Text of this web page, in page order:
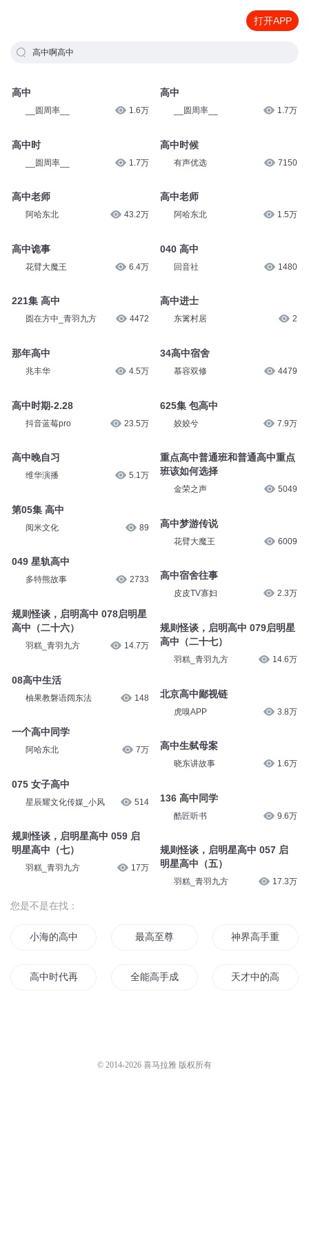
打开APP
高中啊高中
高中
__圆周率__ 1.6万
高中时
__圆周率__ 1.7万
高中老师
阿哈东北 43.2万
高中诡事
花臂大魔王 6.4万
221集 高中
圆在方中_青羽九方 4472
那年高中
兆丰华 4.5万
高中时期-2.28
抖音蓝莓pro 23.5万
高中晚自习
维华演播 5.1万
第05集 高中
阅米文化 89
049 星轨高中
多特熊故事 2733
规则怪谈，启明高中 078启明星
高中（二十六）
羽糕_青羽九方 14.7万
08高中生活
柚果教磐语阔东法 148
一个高中同学
阿哈东北 7万
075 女子高中
星辰耀文化传媒_小风 514
规则怪谈，启明星高中 059 启
明星高中（七）
羽糕_青羽九方 17万
高中
__圆周率__ 1.7万
高中时候
有声优选 7150
高中老师
阿哈东北 1.5万
040 高中
回音社 1480
高中进士
东篱村居 2
34高中宿舍
慕容双修 4479
625集 包高中
姣姣兮 7.9万
重点高中普通班和普通高中重点
班该如何选择
金荣之声 5049
高中梦游传说
花臂大魔王 6009
高中宿舍往事
皮皮TV寡妇 2.3万
规则怪谈，启明高中 079启明星
高中（二十七）
羽糕_青羽九方 14.6万
北京高中鄙视链
虎嗅APP 3.8万
高中生弑母案
晓东讲故事 1.6万
136 高中同学
酷匠听书 9.6万
规则怪谈，启明星高中 057 启
明星高中（五）
羽糕_青羽九方 17.3万
您是不是在找：
小海的高中生活 最高至尊 神界高手重生
高中时代再见了 全能高手成长记 天才中的高高手
© 2014-2026 喜马拉雅 版权所有